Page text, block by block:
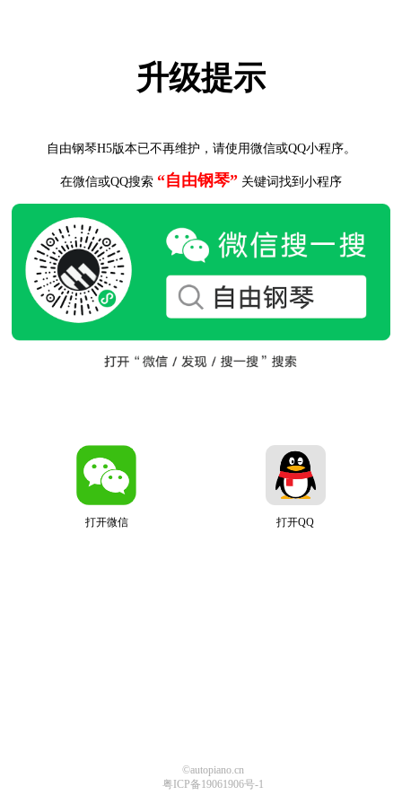
升级提示
自由钢琴H5版本已不再维护，请使用微信或QQ小程序。
在微信或QQ搜索 “自由钢琴” 关键词找到小程序
打开微信 打开QQ
©autopiano.cn
粤ICP备19061906号-1